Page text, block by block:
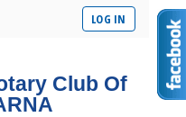
Club Of